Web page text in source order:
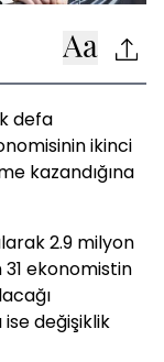
defa
ikinci
kazandığına
2.9 milyon
ekonomistin
değişiklik